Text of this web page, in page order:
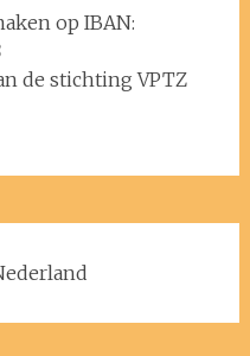
op IBAN:
de stichting VPTZ